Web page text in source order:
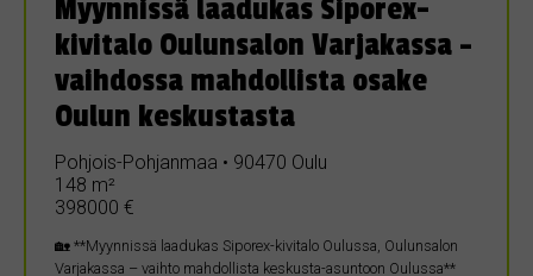
Myynnissä laadukas Siporex-
kivitalo Oulunsalon Varjakassa –
vaihdossa mahdollista osake
Oulun keskustasta
Pohjois-Pohjanmaa • 90470 Oulu
148 m²
398000 €
🏡 **Myynnissä laadukas Siporex-kivitalo Oulussa, Oulunsalon
Varjakassa – vaihto mahdollista keskusta-asuntoon Oulussa**